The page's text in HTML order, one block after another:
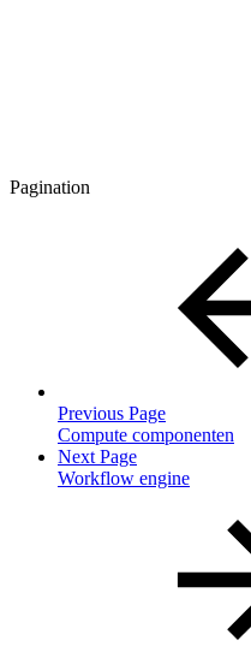
Pagination
Previous Page
Compute componenten
Next Page
Workflow engine